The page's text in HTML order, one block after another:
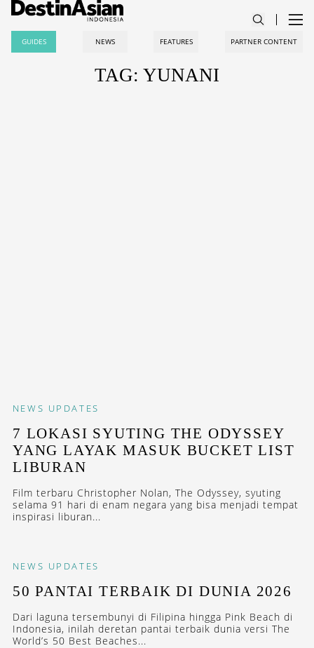
GUIDES NEWS FEATURES PARTNER CONTENT
TAG: YUNANI
NEWS UPDATES
7 LOKASI SYUTING THE ODYSSEY
YANG LAYAK MASUK BUCKET LIST
LIBURAN
Film terbaru Christopher Nolan, The Odyssey, syuting
selama 91 hari di enam negara yang bisa menjadi tempat
inspirasi liburan...
NEWS UPDATES
50 PANTAI TERBAIK DI DUNIA 2026
Dari laguna tersembunyi di Filipina hingga Pink Beach di
Indonesia, inilah deretan pantai terbaik dunia versi The
World’s 50 Best Beaches...